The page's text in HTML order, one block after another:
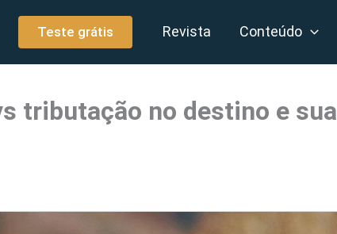
Teste grátis Revista Conteúdo
tributação no destino e sua